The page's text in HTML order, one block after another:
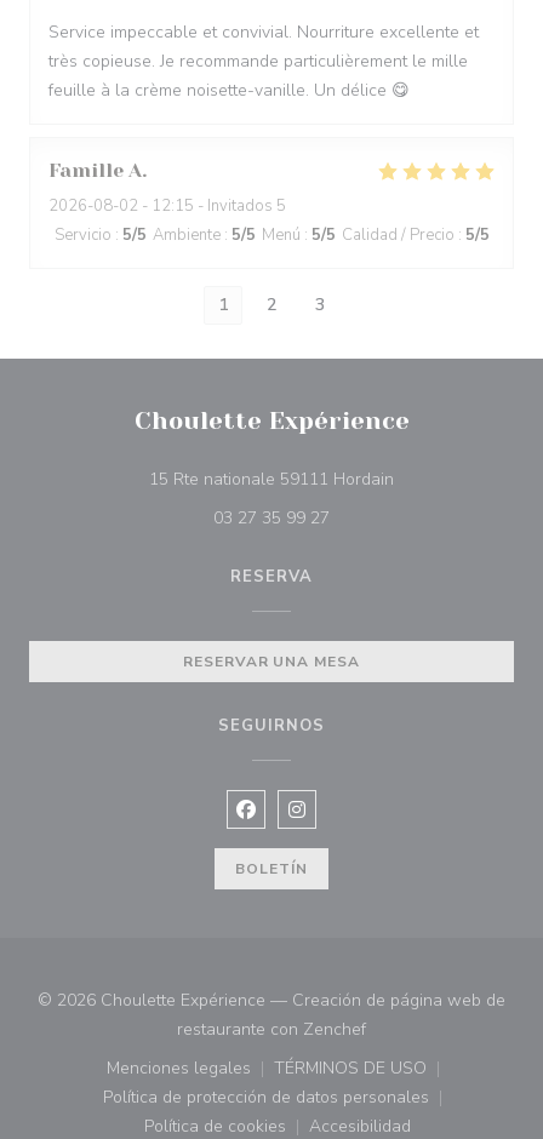
Service impeccable et convivial. Nourriture excellente et
très copieuse. Je recommande particulièrement le mille
feuille à la crème noisette-vanille. Un délice 😋
Famille A
2026-08-02 - 12:15 - Invitados 5
Servicio : 5/5 Ambiente : 5/5 Menú : 5/5 Calidad / Precio : 5/5
1 2 3
Choulette Expérience
15 Rte nationale 59111 Hordain
03 27 35 99 27
RESERVA
RESERVAR UNA MESA
SEGUIRNOS
Facebook ((abre en una nueva
Instagram ((abre en una
BOLETÍN
© 2026 Choulette Expérience — Creación de página web de
restaurante con Zenchef((abre en una nueva
Menciones legales
((abre en una nueva ventana))
TÉRMINOS DE USO
((abre en una nueva
Política de protección de datos personales
((abre en una nueva ventana))
Política de cookies Accesibilidad